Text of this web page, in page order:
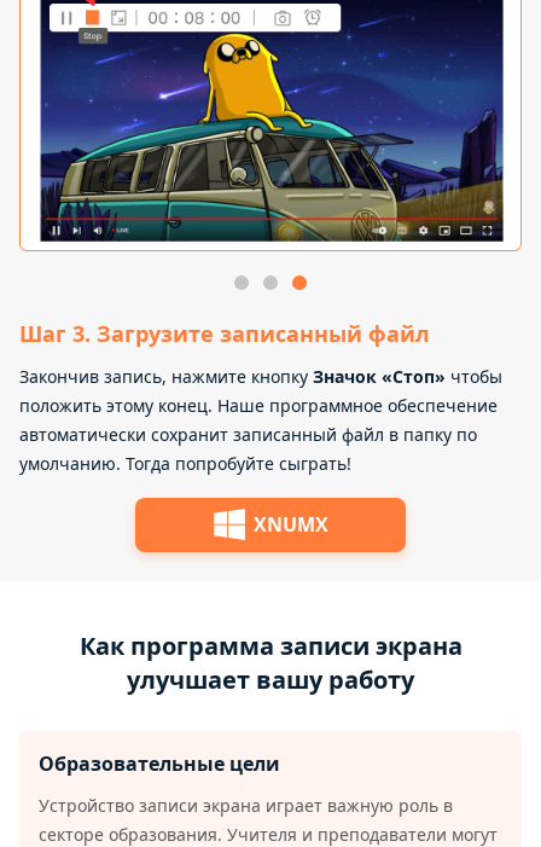
Шаг 3. Загрузите записанный файл
Закончив запись, нажмите кнопку Значок «Стоп» чтобы
положить этому конец. Наше программное обеспечение
автоматически сохранит записанный файл в папку по
умолчанию. Тогда попробуйте сыграть!
XNUMX
Как программа записи экрана
улучшает вашу работу
Образовательные цели
Устройство записи экрана играет важную роль в
секторе образования. Учителя и преподаватели могут